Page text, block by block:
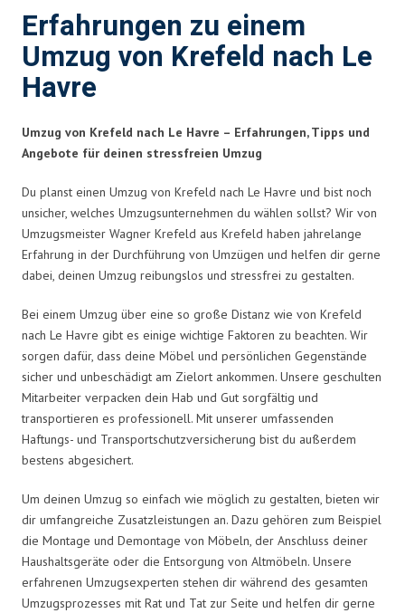
Erfahrungen zu einem
Umzug von Krefeld nach Le
Havre
Umzug von Krefeld nach Le Havre – Erfahrungen, Tipps und
Angebote für deinen stressfreien Umzug
Du planst einen Umzug von Krefeld nach Le Havre und bist noch
unsicher, welches Umzugsunternehmen du wählen sollst? Wir von
Umzugsmeister Wagner Krefeld aus Krefeld haben jahrelange
Erfahrung in der Durchführung von Umzügen und helfen dir gerne
dabei, deinen Umzug reibungslos und stressfrei zu gestalten.
Bei einem Umzug über eine so große Distanz wie von Krefeld
nach Le Havre gibt es einige wichtige Faktoren zu beachten. Wir
sorgen dafür, dass deine Möbel und persönlichen Gegenstände
sicher und unbeschädigt am Zielort ankommen. Unsere geschulten
Mitarbeiter verpacken dein Hab und Gut sorgfältig und
transportieren es professionell. Mit unserer umfassenden
Haftungs- und Transportschutzversicherung bist du außerdem
bestens abgesichert.
Um deinen Umzug so einfach wie möglich zu gestalten, bieten wir
dir umfangreiche Zusatzleistungen an. Dazu gehören zum Beispiel
die Montage und Demontage von Möbeln, der Anschluss deiner
Haushaltsgeräte oder die Entsorgung von Altmöbeln. Unsere
erfahrenen Umzugsexperten stehen dir während des gesamten
Umzugsprozesses mit Rat und Tat zur Seite und helfen dir gerne